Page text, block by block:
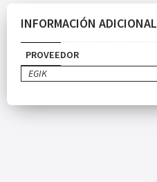
INFORMACIÓN ADICIONAL
PROVEEDOR
EGIK